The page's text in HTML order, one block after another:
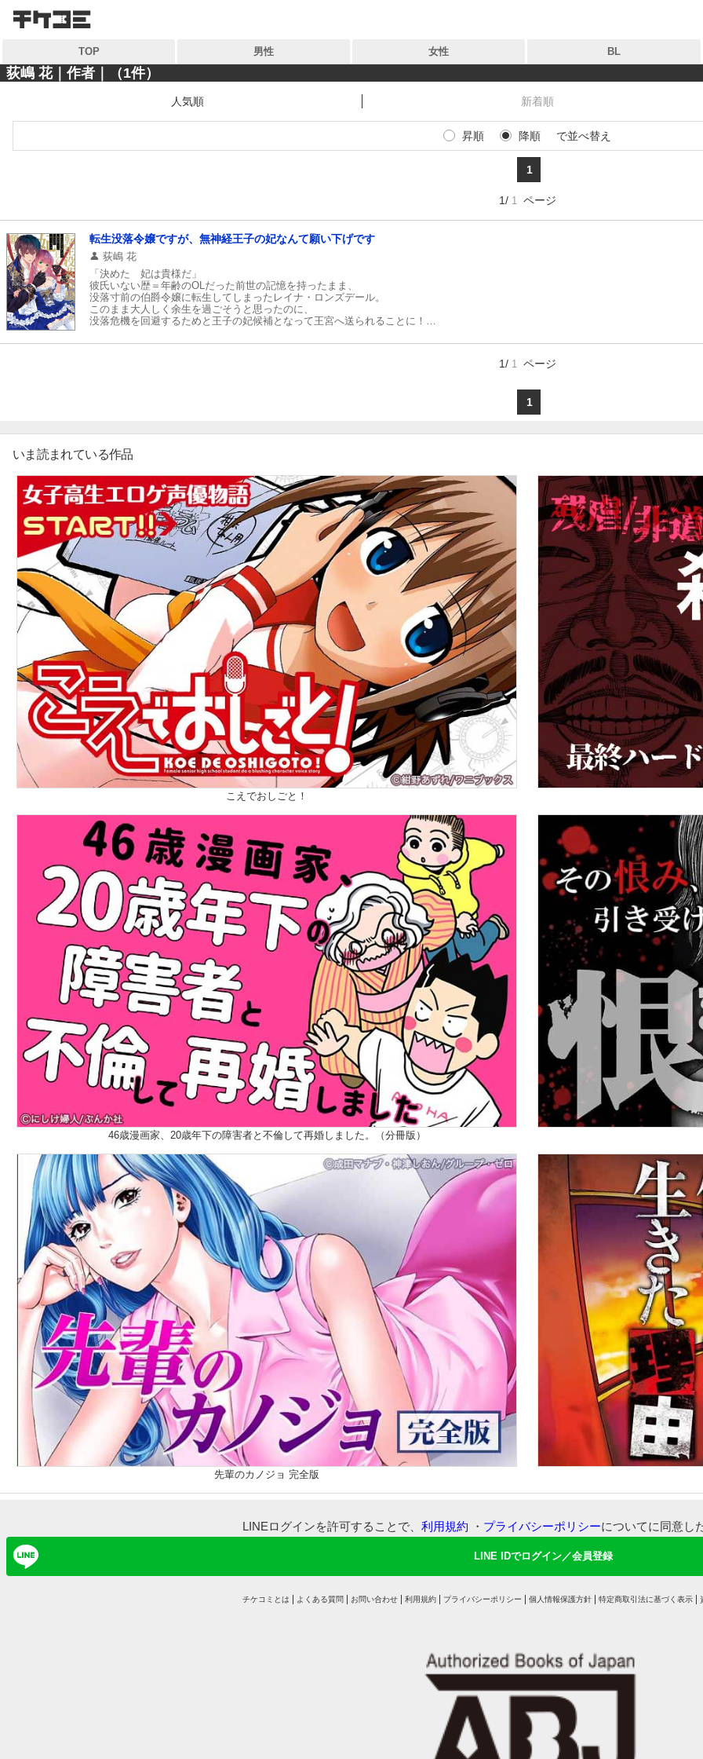
検索
キーワードから探す
ジャンル タグ
コンテンツから探す
ランキング
おすすめ
特集
TOP 男性 女性 BL
検索
キーワードから探す
ジャンル タグ
マイ本棚から探す
最近読んだ作品
荻嶋 花｜作者｜（1件）
人気順 新着順
昇順 降順 で並べ替え
1
1/ 1 ページ
転生没落令嬢ですが、無神経王子の妃なんて願い下げです
荻嶋 花
「決めた 妃は貴様だ」
彼氏いない歴＝年齢のOLだった前世の記憶を持ったまま、
没落寸前の伯爵令嬢に転生してしまったレイナ・ロンズデール。
このまま大人しく余生を過ごそうと思ったのに、
没落危機を回避するためと王子の妃候補となって王宮へ送られることに！
なぜか王子から妃に選ばれてしまい、しかも婚約即初夜だと言われて──!?
1/ 1 ページ
1
いま読まれている作品
こえでおしごと！
46歳漫画家、20歳年下の障害者と不倫して再婚しました。（分冊版）
先輩のカノジョ 完全版
LINEログインを許可することで、 利用規約 ・ プライバシーポリシーについてに同意し
LINE IDでログイン／会員登録
チケコミとは よくある質問 お問い合わせ 利用規約 プライバシーポリシー 個人情報保護方針 特定商取引法に基づく表示